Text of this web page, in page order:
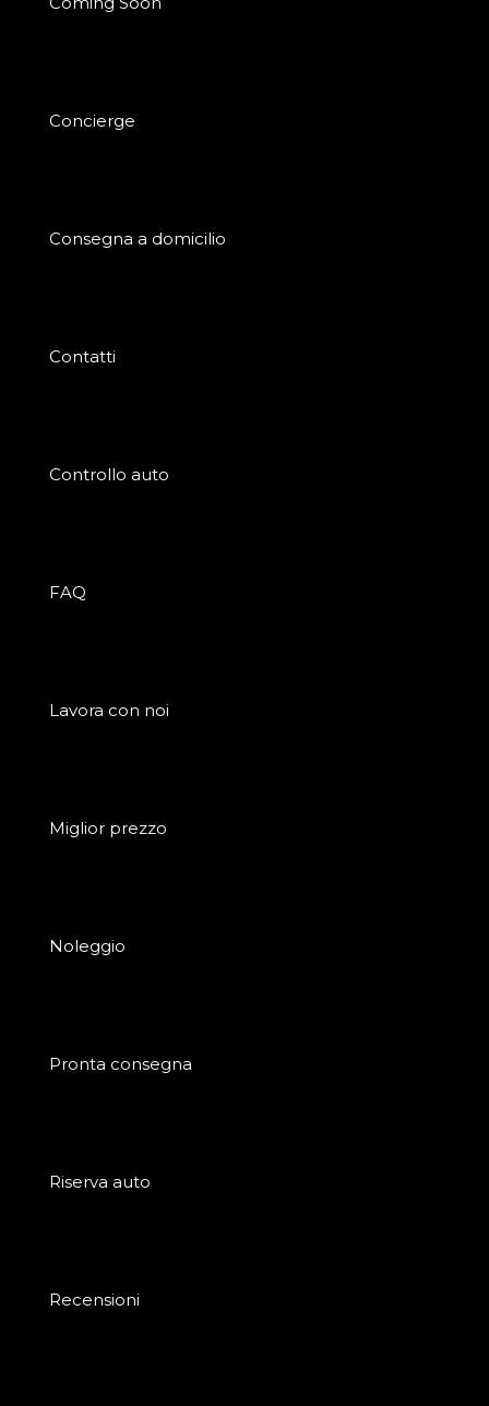
Concierge
Consegna a domicilio
Contatti
Controllo auto
FAQ
Lavora con noi
Miglior prezzo
Noleggio
Pronta consegna
Riserva auto
Recensioni